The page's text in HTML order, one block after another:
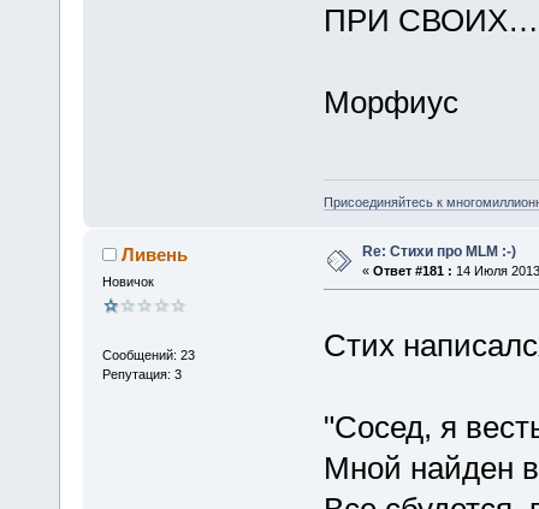
ПРИ
Морфиус
Присоединяйтесь к
Ливень
Новичок
Сообщений: 23
Репутация: 3
Re: Стихи про MLM :-)
« Ответ #181 : 14 Июля
Стих
"Сосед, я
Мной найден